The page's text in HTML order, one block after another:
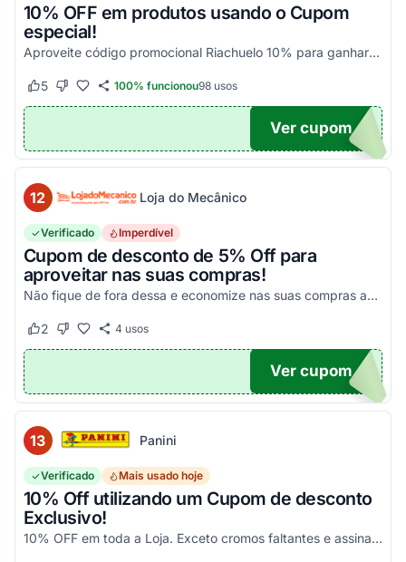
10% OFF em produtos usando o Cupom
especial!
Aproveite código promocional Riachuelo 10% para ganhar esse desconto em compras. Não cumulatios e somente para produtos vendidos e entregues pela Riachuelo, com exceção das categor...
Este cupom funcionou
5 Este cupom não funcionou
100% funcionou98usos
10
Ver cupom
12 Loja do Mecânico
Verificado Imperdível
Cupom de desconto de 5% Off para
aproveitar nas suas compras!
Não fique de fora dessa e economize nas suas compras agora mesmo!
Este cupom funcionou
2 Este cupom não funcionou
4 usos
DO5
Ver cupom
13 Panini
Verificado Mais usado hoje
10% Off utilizando um Cupom de desconto
Exclusivo!
10% OFF em toda a Loja. Exceto cromos faltantes e assinaturas. Aproveite essa exclusividade!